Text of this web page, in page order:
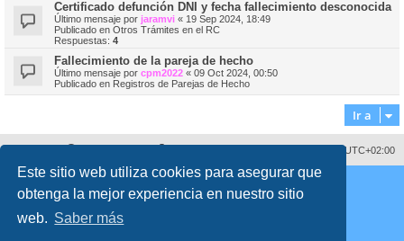
Este sitio web utiliza cookies para asegurar que
obtenga la mejor experiencia en nuestro sitio
web. Saber más
Certificado defunción DNI y fecha fallecimiento desconocida
Último mensaje por jaramvi « 19 Sep 2024, 18:49
Publicado en Otros Trámites en el RC
Respuestas: 4
Fallecimiento de la pareja de hecho
Último mensaje por cpm2022 « 09 Oct 2024, 00:50
Publicado en Registros de Parejas de Hecho
Ir a
UTC+02:00
Copyright © 2008 - 2026 www.fororegistrocivil.es Todos los derechos reservados.
Desarrollado porphpBB® Forum Software © phpBB Limited
Traducción al español por
Styleproflatpor ©Mazeltof2017